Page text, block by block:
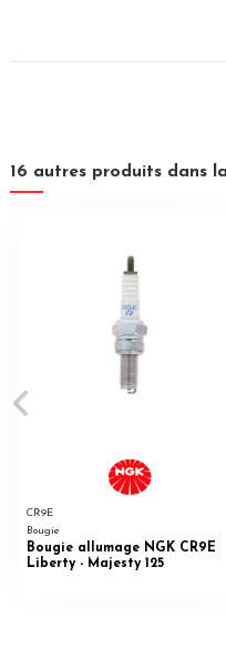
16 autres produits dans
CR9E
Bougie
Bougie allumage NGK CR9E
Liberty - Majesty 125